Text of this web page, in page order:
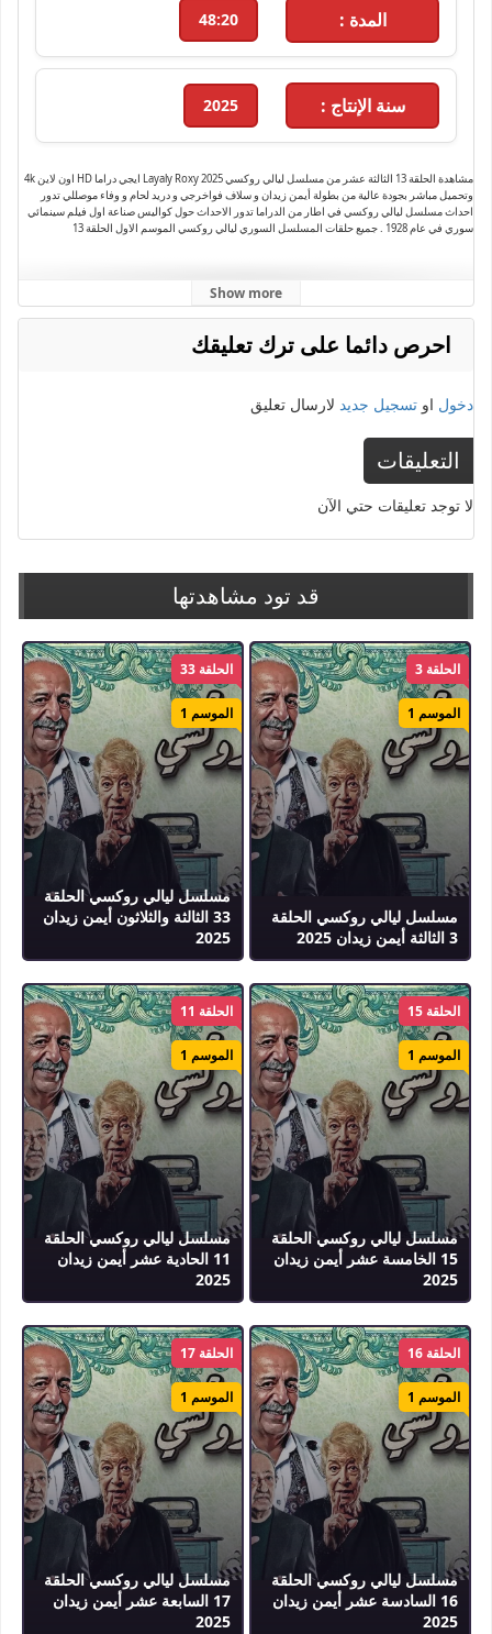
المدة : 48:20
سنة الإنتاج : 2025
مشاهدة الحلقة 13 الثالثة عشر من مسلسل ليالي روكسي Layaly Roxy 2025 ايجي دراما HD اون لاين 4k
وتحميل مباشر بجودة عالية من بطولة أيمن زيدان و سلاف فواخرجي و دريد لحام و وفاء موصللي تدور
احداث مسلسل ليالي روكسي في اطار من الدراما تدور الاحداث حول كواليس صناعة اول فيلم سينمائي
سوري في عام 1928 . جميع حلقات المسلسل السوري ليالي روكسي الموسم الاول الحلقة 13
Show more
احرص دائما على ترك تعليقك
دخول او تسجيل جديد لارسال تعليق
التعليقات
لا توجد تعليقات حتي الآن
قد تود مشاهدتها
مسلسل ليالي روكسي الحلقة
3 الثالثة أيمن زيدان 2025
الحلقة 3
الموسم 1
مسلسل ليالي روكسي الحلقة
33 الثالثة والثلاثون أيمن زيدان
2025
الحلقة 33
الموسم 1
مسلسل ليالي روكسي الحلقة
15 الخامسة عشر أيمن زيدان
2025
الحلقة 15
الموسم 1
مسلسل ليالي روكسي الحلقة
11 الحادية عشر أيمن زيدان
2025
الحلقة 11
الموسم 1
مسلسل ليالي روكسي الحلقة
16 السادسة عشر أيمن زيدان
2025
الحلقة 16
الموسم 1
مسلسل ليالي روكسي الحلقة
17 السابعة عشر أيمن زيدان
2025
الحلقة 17
الموسم 1